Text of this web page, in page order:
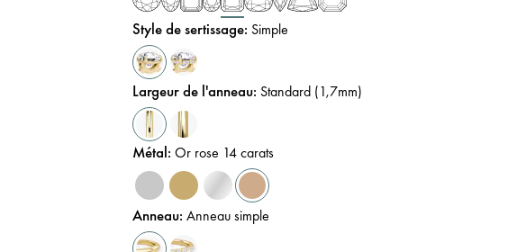
Style de sertissage: Simple
Largeur de l'anneau: Standard (1,7mm)
Métal:Or rose 14 carats
Anneau:Anneau simple